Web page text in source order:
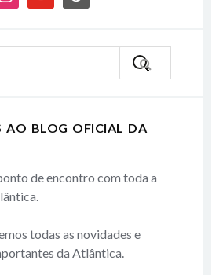
site
AO BLOG OFICIAL DA
de encontro com toda a
todas as novidades e
da Atlântica.